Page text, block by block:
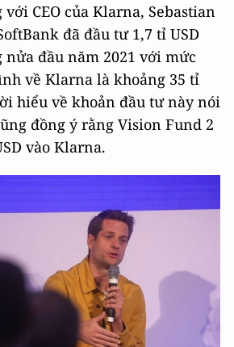
CEO của Klarna, Sebastian
đã đầu tư 1,7 tỉ USD
đầu năm 2021 với mức
về Klarna là khoảng 35 tỉ
hiểu về khoản đầu tư này nói
đồng ý rằng Vision Fund 2
vào Klarna.